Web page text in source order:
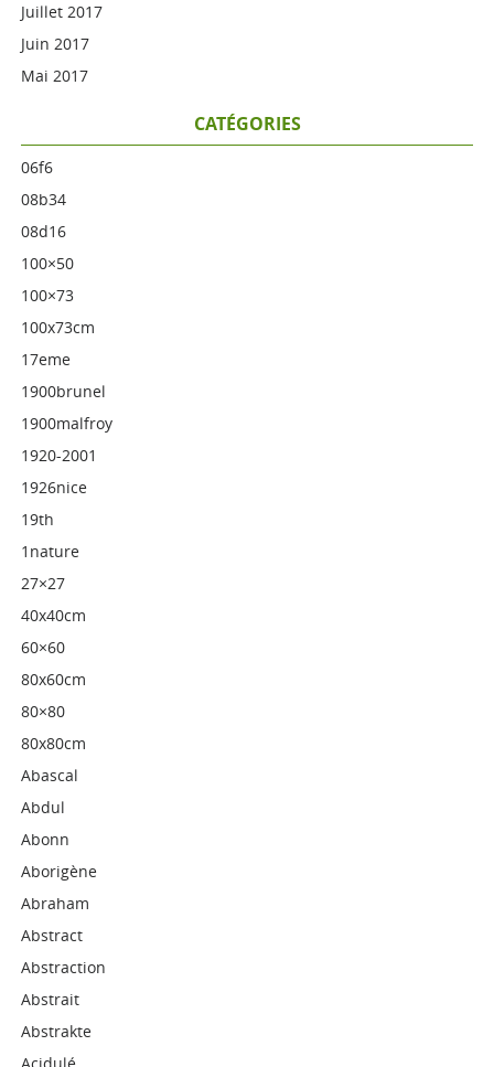
Juillet 2017
Juin 2017
Mai 2017
CATÉGORIES
06f6
08b34
08d16
100×50
100×73
100x73cm
17eme
1900brunel
1900malfroy
1920-2001
1926nice
19th
1nature
27×27
40x40cm
60×60
80x60cm
80×80
80x80cm
Abascal
Abdul
Abonn
Aborigène
Abraham
Abstract
Abstraction
Abstrait
Abstrakte